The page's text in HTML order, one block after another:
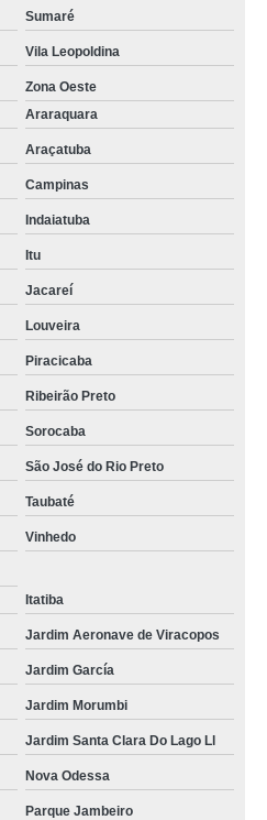
Sumaré
Vila Leopoldina
Zona Oeste
Araraquara
Araçatuba
Campinas
Indaiatuba
Itu
Jacareí
Louveira
Piracicaba
Ribeirão Preto
Sorocaba
São José do Rio Preto
Taubaté
Vinhedo
Itatiba
Jardim Aeronave de Viracopos
Jardim García
Jardim Morumbi
Jardim Santa Clara Do Lago Ll
Nova Odessa
Parque Jambeiro